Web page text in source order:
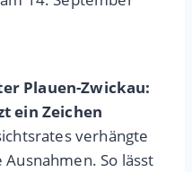
Plauen-Zwickau:
ein Zeichen
verhängte
So lässt